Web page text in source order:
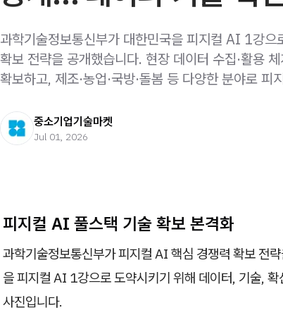
과학기술정보통신부가 대한민국을 피지컬 AI 1강으
확보 전략을 공개했습니다. 현장 데이터 수집·활용
확보하고, 제조·농업·국방·돌봄 등 다양한 분야로
중소기업기술마켓
Jul 01, 2026
피지컬 AI 풀스택 기술 확보 본격화
과학기술정보통신부가 피지컬 AI 핵심 경쟁력 확보 전
을 피지컬 AI 1강으로 도약시키기 위해 데이터, 기술,
사진입니다.